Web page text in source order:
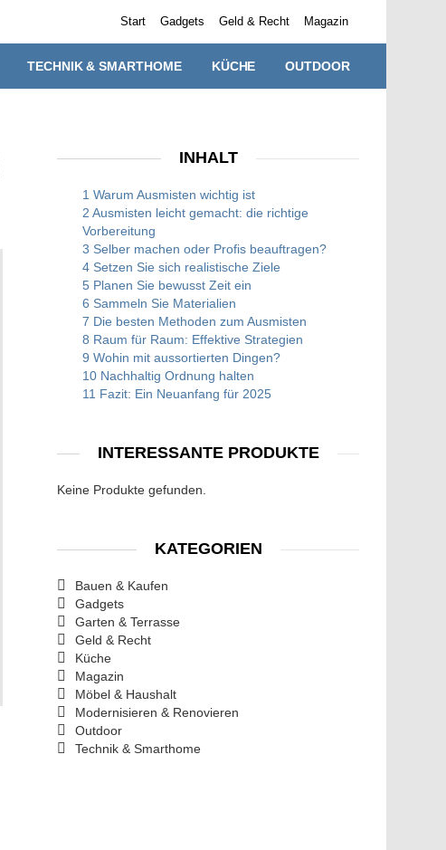
Start Gadgets Geld & Recht Magazin
TECHNIK & SMARTHOME KÜCHE OUTDOOR
INHALT
1 Warum Ausmisten wichtig ist
2 Ausmisten leicht gemacht: die richtige
Vorbereitung
3 Selber machen oder Profis beauftragen?
4 Setzen Sie sich realistische Ziele
5 Planen Sie bewusst Zeit ein
6 Sammeln Sie Materialien
7 Die besten Methoden zum Ausmisten
8 Raum für Raum: Effektive Strategien
9 Wohin mit aussortierten Dingen?
10 Nachhaltig Ordnung halten
11 Fazit: Ein Neuanfang für 2025
INTERESSANTE PRODUKTE
Keine Produkte gefunden.
KATEGORIEN
Bauen & Kaufen
Gadgets
Garten & Terrasse
Geld & Recht
Küche
Magazin
Möbel & Haushalt
Modernisieren & Renovieren
Outdoor
Technik & Smarthome